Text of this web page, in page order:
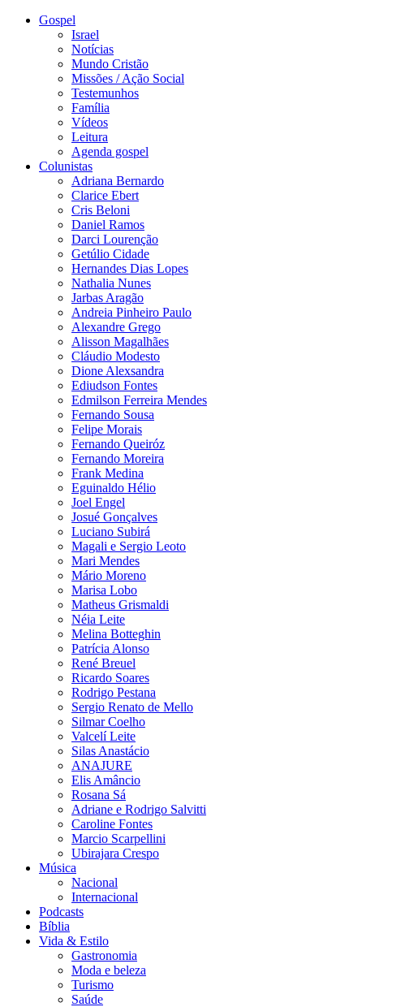
Gospel
Israel
Notícias
Mundo Cristão
Missões / Ação Social
Testemunhos
Família
Vídeos
Leitura
Agenda gospel
Colunistas
Adriana Bernardo
Clarice Ebert
Cris Beloni
Daniel Ramos
Darci Lourenção
Getúlio Cidade
Hernandes Dias Lopes
Nathalia Nunes
Jarbas Aragão
Andreia Pinheiro Paulo
Alexandre Grego
Alisson Magalhães
Cláudio Modesto
Dione Alexsandra
Ediudson Fontes
Edmilson Ferreira Mendes
Fernando Sousa
Felipe Morais
Fernando Queiróz
Fernando Moreira
Frank Medina
Eguinaldo Hélio
Joel Engel
Josué Gonçalves
Luciano Subirá
Magali e Sergio Leoto
Mari Mendes
Mário Moreno
Marisa Lobo
Matheus Grismaldi
Néia Leite
Melina Botteghin
Patrícia Alonso
René Breuel
Ricardo Soares
Rodrigo Pestana
Sergio Renato de Mello
Silmar Coelho
Valcelí Leite
Silas Anastácio
ANAJURE
Elis Amâncio
Rosana Sá
Adriane e Rodrigo Salvitti
Caroline Fontes
Marcio Scarpellini
Ubirajara Crespo
Música
Nacional
Internacional
Podcasts
Bíblia
Vida & Estilo
Gastronomia
Moda e beleza
Turismo
Saúde